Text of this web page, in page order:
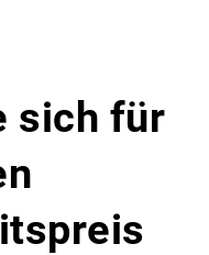
sich für